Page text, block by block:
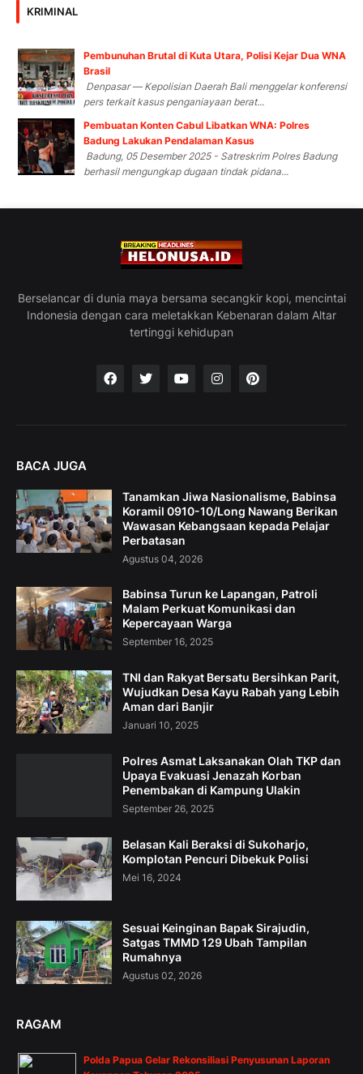
KRIMINAL
Pembunuhan Brutal di Kuta Utara, Polisi Kejar Dua WNA
Brasil
Denpasar — Kepolisian Daerah Bali menggelar konferensi
pers terkait kasus penganiayaan berat...
Pembuatan Konten Cabul Libatkan WNA: Polres
Badung Lakukan Pendalaman Kasus
Badung, 05 Desember 2025 - Satreskrim Polres Badung
berhasil mengungkap dugaan tindak pidana...
Berselancar di dunia maya bersama secangkir kopi, mencintai
Indonesia dengan cara meletakkan Kebenaran dalam Altar
tertinggi kehidupan
BACA JUGA
Tanamkan Jiwa Nasionalisme, Babinsa
Koramil 0910-10/Long Nawang Berikan
Wawasan Kebangsaan kepada Pelajar
Perbatasan
Agustus 04, 2026
Babinsa Turun ke Lapangan, Patroli
Malam Perkuat Komunikasi dan
Kepercayaan Warga
September 16, 2025
TNI dan Rakyat Bersatu Bersihkan Parit,
Wujudkan Desa Kayu Rabah yang Lebih
Aman dari Banjir
Januari 10, 2025
Polres Asmat Laksanakan Olah TKP dan
Upaya Evakuasi Jenazah Korban
Penembakan di Kampung Ulakin
September 26, 2025
Belasan Kali Beraksi di Sukoharjo,
Komplotan Pencuri Dibekuk Polisi
Mei 16, 2024
Sesuai Keinginan Bapak Sirajudin,
Satgas TMMD 129 Ubah Tampilan
Rumahnya
Agustus 02, 2026
RAGAM
Polda Papua Gelar Rekonsiliasi Penyusunan Laporan